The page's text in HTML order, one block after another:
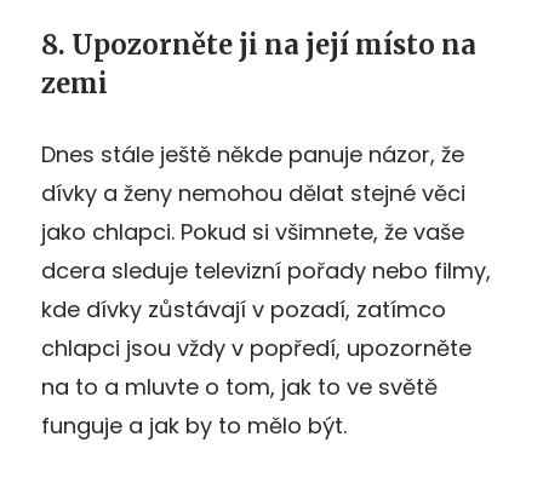
8. Upozorněte ji na její místo na
zemi
Dnes stále ještě někde panuje názor, že
dívky a ženy nemohou dělat stejné věci
jako chlapci. Pokud si všimnete, že vaše
dcera sleduje televizní pořady nebo filmy,
kde dívky zůstávají v pozadí, zatímco
chlapci jsou vždy v popředí, upozorněte
na to a mluvte o tom, jak to ve světě
funguje a jak by to mělo být.